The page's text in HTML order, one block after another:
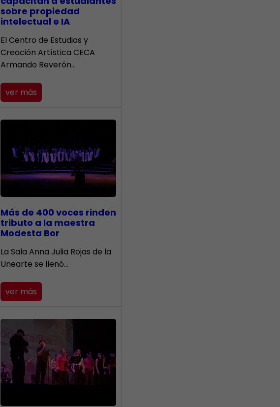
sobre propiedad
intelectual e IA
El Centro de Estudios y
Creación Artística CECA
Armando Reverón…
ver más
Más de 400 voces rinden
tributo a la maestra
Modesta Bor
​La Sala Anna Julia Rojas de la
Unearte se llenó…
ver más